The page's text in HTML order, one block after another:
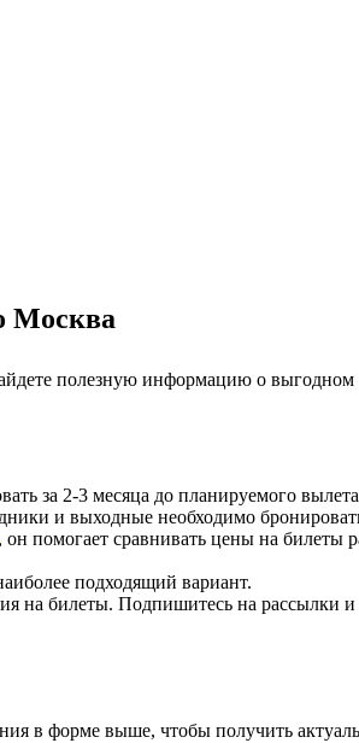
Москва
полезную информацию о выгодном
за 2-3 месяца до планируемого
и выходные необходимо
, он помогает сравнивать цены на билеты
подходящий вариант.
на билеты. Подпишитесь на рассылки
в форме выше, чтобы получить